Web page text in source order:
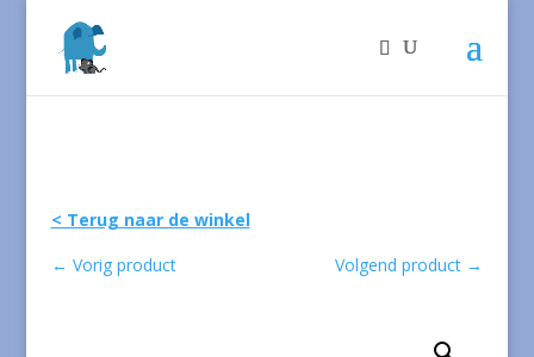
< Terug naar de winkel
← Vorig product Volgend product →